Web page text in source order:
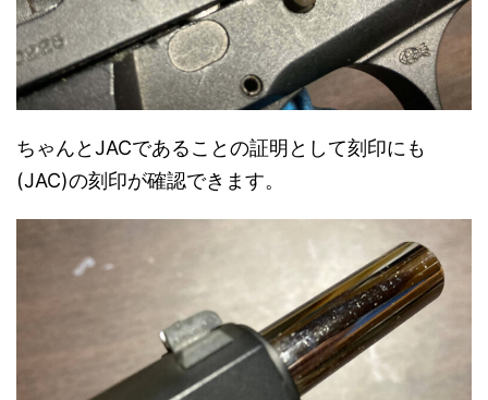
ちゃんとJACであることの証明として刻印にも
(JAC)の刻印が確認できます。